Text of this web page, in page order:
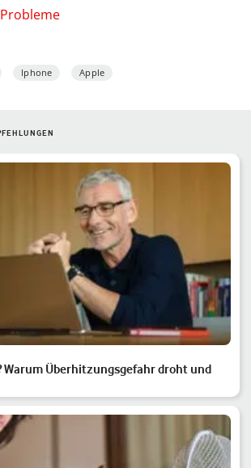
Iphone Apple
Warum Überhitzungsgefahr droht und